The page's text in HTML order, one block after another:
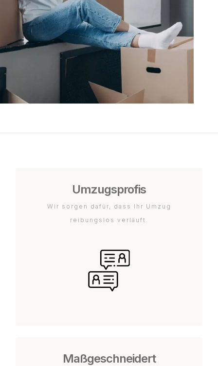
Umzugsprofis
Wir sorgen dafür, dass Ihr Umzug
reibungslos verläuft.
Maßgeschneidert